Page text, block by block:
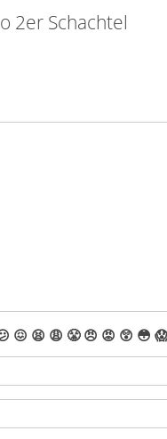
2er Schachtel
😖 😫 😩 😤 😠 😡 😲 😳